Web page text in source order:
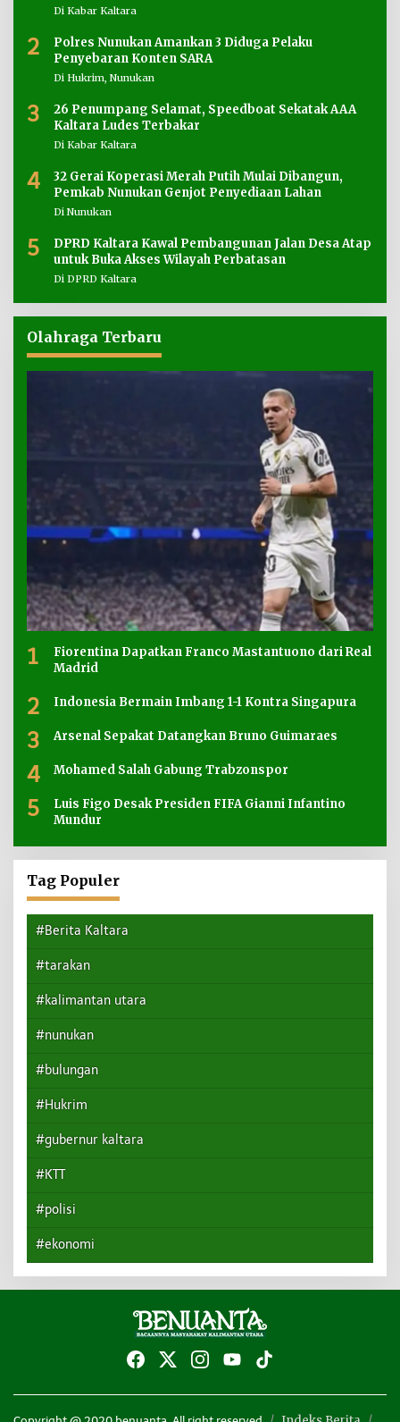
Di Kabar Kaltara
2
Polres Nunukan Amankan 3 Diduga Pelaku
Penyebaran Konten SARA
Di Hukrim, Nunukan
3
26 Penumpang Selamat, Speedboat Sekatak AAA
Kaltara Ludes Terbakar
Di Kabar Kaltara
4
32 Gerai Koperasi Merah Putih Mulai Dibangun,
Pemkab Nunukan Genjot Penyediaan Lahan
Di Nunukan
5
DPRD Kaltara Kawal Pembangunan Jalan Desa Atap
untuk Buka Akses Wilayah Perbatasan
Di DPRD Kaltara
Olahraga Terbaru
1
Fiorentina Dapatkan Franco Mastantuono dari Real
Madrid
2 Indonesia Bermain Imbang 1-1 Kontra Singapura
3 Arsenal Sepakat Datangkan Bruno Guimaraes
4 Mohamed Salah Gabung Trabzonspor
5
Luis Figo Desak Presiden FIFA Gianni Infantino
Mundur
Tag Populer
#Berita Kaltara
#tarakan
#kalimantan utara
#nunukan
#bulungan
#Hukrim
#gubernur kaltara
#KTT
#polisi
#ekonomi